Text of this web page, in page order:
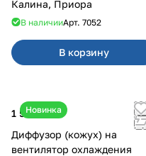
Калина, Приора
В наличииАрт. 7052
В корзину
Новинка
1 500 ₽
Диффузор (кожух) на
вентилятор охлаждения